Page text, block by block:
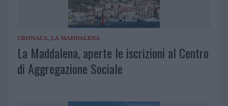
CRONACA LA MADDALENA
La Maddalena, aperte le iscrizioni al Centro
di Aggregazione Sociale